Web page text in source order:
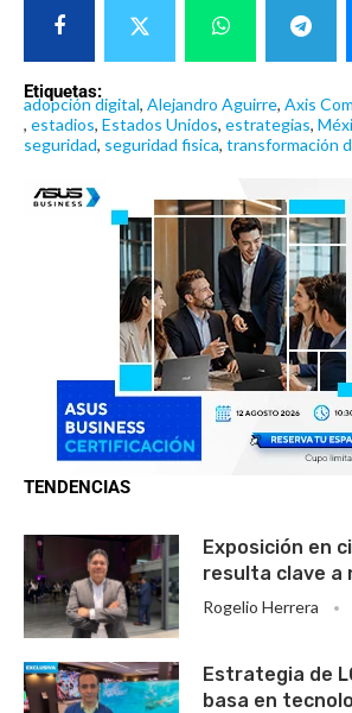
Etiquetas:
adopción digital, Alejandro Aguirre, Axis
, estadios, Estados Unidos, estrategias,
seguridad, seguridad fisica, transformación
TENDENCIAS
Exposición en
resulta clave a
Rogelio Herrera
Estrategia de
basa en